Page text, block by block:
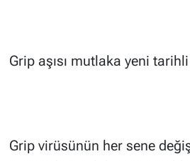
Grip aşısı mutlaka yeni
Grip virüsünün her sene